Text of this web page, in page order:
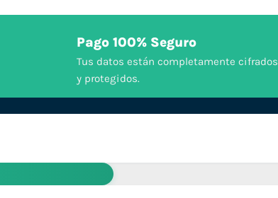
Pago 100% Seguro
Tus datos están completamente cifrados
y protegidos.